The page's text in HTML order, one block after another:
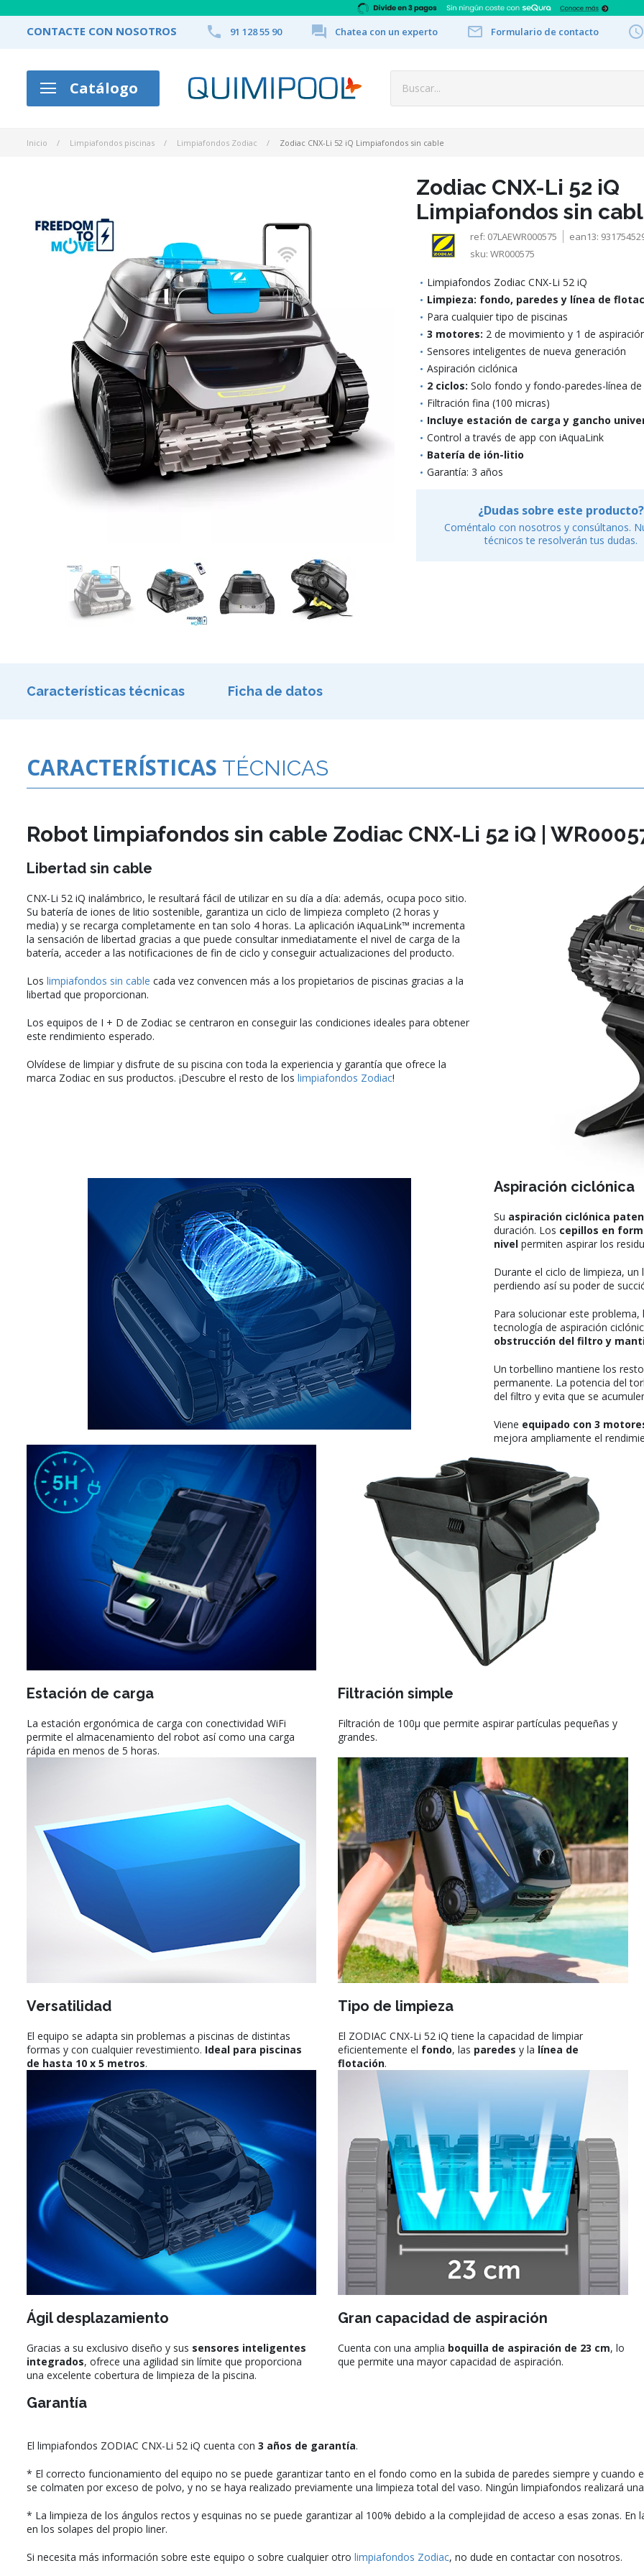
CONTACTE CON NOSOTROS  91 128 55 90  Chatea con un experto  Formulario de contacto 
Catálogo
Inicio Limpiafondos piscinas Limpiafondos Zodiac Zodiac CNX-Li 52 iQ Limpiafondos sin cable
Zodiac CNX-Li 52 iQ
Limpiafondos sin
ref: 07LAEWR000575 ean13:
sku: WR000575
Limpiafondos Zodiac CNX-Li 52 iQ
Limpieza: fondo, paredes y línea de
Para cualquier tipo de piscinas
3 motores: 2 de movimiento y 1 de
Sensores inteligentes de nueva generación
Aspiración ciclónica
2 ciclos: Solo fondo y fondo-paredes-línea de
Filtración fina (100 micras)
Incluye estación de carga y gancho
Control a través de app con iAquaLink
Batería de ión-litio
Garantía: 3 años
¿Dudas sobre este producto?
Coméntalo con nosotros y consúltanos.
técnicos te resolverán tus dudas.
Características técnicas Ficha de datos
CARACTERÍSTICAS TÉCNICAS
Robot limpiafondos sin cable Zodiac CNX-Li 52 iQ |
Libertad sin cable
CNX-Li 52 iQ inalámbrico, le resultará fácil de utilizar en su día a día: además, ocupa poco sitio.
Su batería de iones de litio sostenible, garantiza un ciclo de limpieza completo (2 horas y
media) y se recarga completamente en tan solo 4 horas. La aplicación iAquaLink™ incrementa
la sensación de libertad gracias a que puede consultar inmediatamente el nivel de carga de la
batería, acceder a las notificaciones de fin de ciclo y conseguir actualizaciones del producto.
Los limpiafondos sin cable cada vez convencen más a los propietarios de piscinas gracias a la
libertad que proporcionan.
Los equipos de I + D de Zodiac se centraron en conseguir las condiciones ideales para obtener
este rendimiento esperado.
Olvídese de limpiar y disfrute de su piscina con toda la experiencia y garantía que ofrece la
marca Zodiac en sus productos. ¡Descubre el resto de los limpiafondos Zodiac!
Aspiración ciclónica
Su aspiración ciclónica
duración. Los cepillos en
nivel permiten aspirar los
Durante el ciclo de limpieza,
perdiendo así su poder de
Para solucionar este
tecnología de aspiración
obstrucción del filtro y
Un torbellino mantiene los
permanente. La potencia del
del filtro y evita que se
Viene equipado con 3
mejora ampliamente el
Estación de carga
La estación ergonómica de carga con conectividad WiFi
permite el almacenamiento del robot así como una carga
rápida en menos de 5 horas.
Filtración simple
Filtración de 100μ que permite aspirar partículas pequeñas y
grandes.
Versatilidad
El equipo se adapta sin problemas a piscinas de distintas
formas y con cualquier revestimiento. Ideal para piscinas
de hasta 10 x 5 metros.
Tipo de limpieza
El ZODIAC CNX-Li 52 iQ tiene la capacidad de limpiar
eficientemente el fondo, las paredes y la línea de
flotación.
Ágil desplazamiento
Gracias a su exclusivo diseño y sus sensores inteligentes
integrados, ofrece una agilidad sin límite que proporciona
una excelente cobertura de limpieza de la piscina.
Gran capacidad de aspiración
Cuenta con una amplia boquilla de aspiración de 23 cm, lo
que permite una mayor capacidad de aspiración.
Garantía
El limpiafondos ZODIAC CNX-Li 52 iQ cuenta con 3 años de garantía.
* El correcto funcionamiento del equipo no se puede garantizar tanto en el fondo como en la subida de paredes siempre y cuando
se colmaten por exceso de polvo, y no se haya realizado previamente una limpieza total del vaso. Ningún limpiafondos realizará
* La limpieza de los ángulos rectos y esquinas no se puede garantizar al 100% debido a la complejidad de acceso a esas zonas. En
en los solapes del propio liner.
Si necesita más información sobre este equipo o sobre cualquier otro limpiafondos Zodiac, no dude en contactar con nosotros.